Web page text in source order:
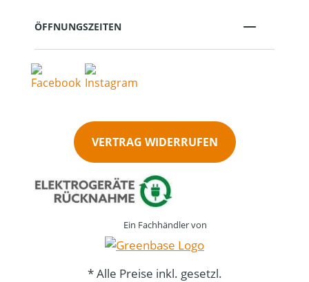
ÖFFNUNGSZEITEN
VERTRAG WIDERRUFEN
Ein Fachhändler von
* Alle Preise inkl. gesetzl.